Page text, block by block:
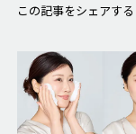
この記事をシェアする